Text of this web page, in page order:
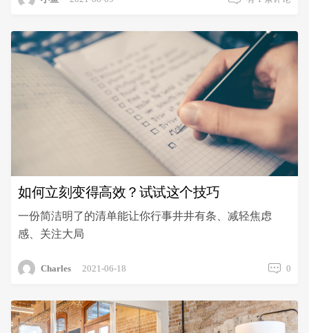
意
象
式
写
作
文
笔？
如何立刻变得高效？试试这个技巧
一份简洁明了的清单能让你行事井井有条、减轻焦虑
感、关注大局
Charles 2021-06-18 0